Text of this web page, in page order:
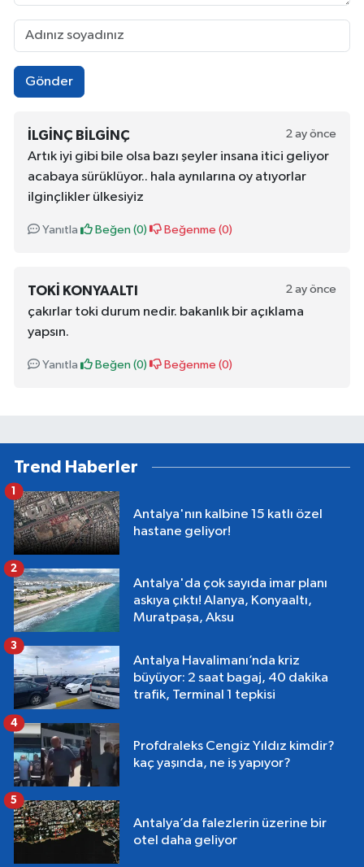
Gönder
İLGINÇ BILGINÇ 2 ay önce
Artık iyi gibi bile olsa bazı şeyler insana itici geliyor
acabaya sürüklüyor.. hala aynılarına oy atıyorlar
ilginçlikler ülkesiyiz
Yanıtla Beğen (0) Beğenme (0)
TOKI KONYAALTI 2 ay önce
çakırlar toki durum nedir. bakanlık bir açıklama
yapsın.
Yanıtla Beğen (0) Beğenme (0)
Trend Haberler
Antalya'nın kalbine 15 katlı özel
hastane geliyor!
1
Antalya'da çok sayıda imar planı
askıya çıktı! Alanya, Konyaaltı,
Muratpaşa, Aksu
2
Antalya Havalimanı’nda kriz
büyüyor: 2 saat bagaj, 40 dakika
trafik, Terminal 1 tepkisi
3
Profdraleks Cengiz Yıldız kimdir?
kaç yaşında, ne iş yapıyor?
4
Antalya’da falezlerin üzerine bir
otel daha geliyor
5